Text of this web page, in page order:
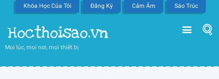
Khóa Học Của Tôi Đăng Ký Cảm Âm Sáo Trúc
Hocthoisao.vn
Mọi lúc, mọi nơi, mọi thiết bị